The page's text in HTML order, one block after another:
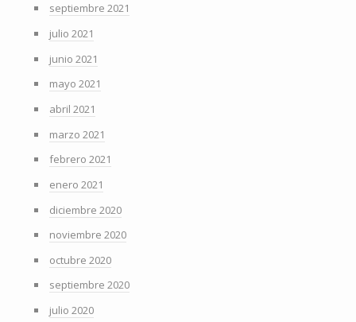
septiembre 2021
julio 2021
junio 2021
mayo 2021
abril 2021
marzo 2021
febrero 2021
enero 2021
diciembre 2020
noviembre 2020
octubre 2020
septiembre 2020
julio 2020